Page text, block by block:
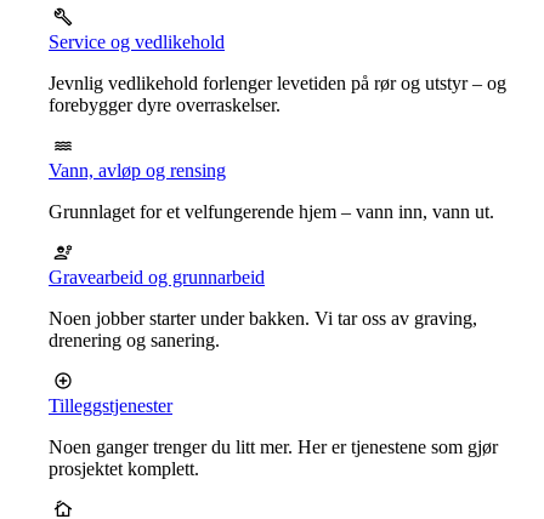
Service og vedlikehold
Jevnlig vedlikehold forlenger levetiden på rør og utstyr – og
forebygger dyre overraskelser.
Vann, avløp og rensing
Grunnlaget for et velfungerende hjem – vann inn, vann ut.
Gravearbeid og grunnarbeid
Noen jobber starter under bakken. Vi tar oss av graving,
drenering og sanering.
Tilleggstjenester
Noen ganger trenger du litt mer. Her er tjenestene som gjør
prosjektet komplett.